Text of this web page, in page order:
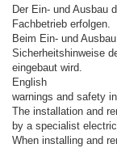
Der Ein- und Ausbau
Fachbetrieb erfolgen.
Beim Ein- und
Sicherheitshinweise
eingebaut wird.
English
warnings and safety
The installation and
by a specialist
When installing and